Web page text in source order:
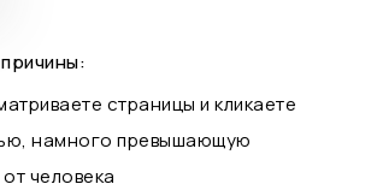
страницы и кликаете
намного превышающую
человека